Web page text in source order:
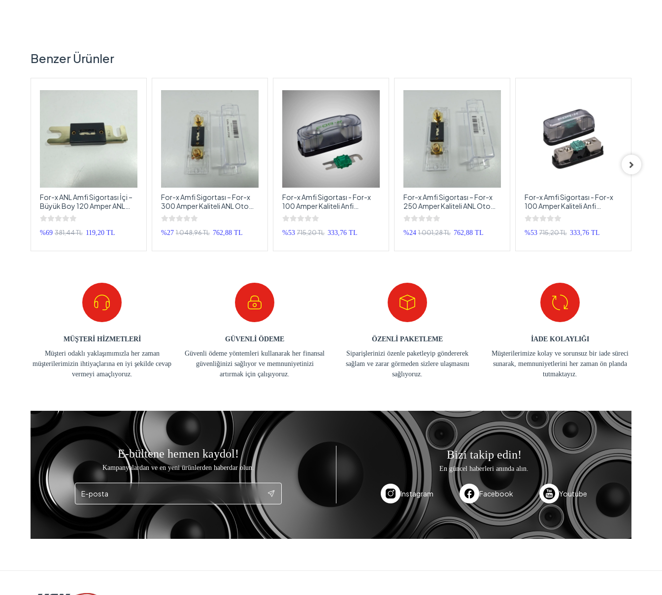
Benzer Ürünler
For-x ANL Amfi Sigortası İçi –
Büyük Boy 120 Amper ANL
Sigorta – Anfi Sigortası
%69 381,44 TL 119,20 TL
For-x Amfi Sigortası – For-x
300 Amper Kaliteli ANL Oto
Anfi Sigortası
%27 1.048,96 TL 762,88 TL
For-x Amfi Sigortası - For-x
100 Amper Kaliteli Anfi
Sigortası
%53 715,20 TL 333,76 TL
For-x Amfi Sigortası – For-x
250 Amper Kaliteli ANL Oto
Anfi Sigortası
%24 1.001,28 TL 762,88 TL
For-x Amfi Sigortası - For-x
100 Amper Kaliteli Anfi
Sigortası - Oto Amfi Sigortası
100 Amper
%53 715,20 TL 333,76 TL
MÜŞTERİ HİZMETLERİ
Müşteri odaklı yaklaşımımızla her zaman
müşterilerimizin ihtiyaçlarına en iyi şekilde cevap
vermeyi amaçlıyoruz.
GÜVENLİ ÖDEME
Güvenli ödeme yöntemleri kullanarak her finansal
güvenliğinizi sağlıyor ve memnuniyetinizi
artırmak için çalışıyoruz.
ÖZENLİ PAKETLEME
Siparişlerinizi özenle paketleyip göndererek
sağlam ve zarar görmeden sizlere ulaşmasını
sağlıyoruz.
İADE KOLAYLIĞI
Müşterilerimize kolay ve sorunsuz bir iade süreci
sunarak, memnuniyetlerini her zaman ön planda
tutmaktayız.
E-bültene hemen kaydol!
Kampanyalardan ve en yeni ürünlerden haberdar olun.
Bizi takip edin!
En güncel haberleri anında alın.
Instagram Facebook Youtube